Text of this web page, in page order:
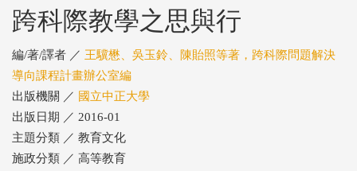
跨科際教學之思與行
編/著/譯者 ／ 王驥懋、吳玉鈴、陳貽照等著，跨科際問題解決
導向課程計畫辦公室編
出版機關 ／ 國立中正大學
出版日期 ／ 2016-01
主題分類 ／ 教育文化
施政分類 ／ 高等教育